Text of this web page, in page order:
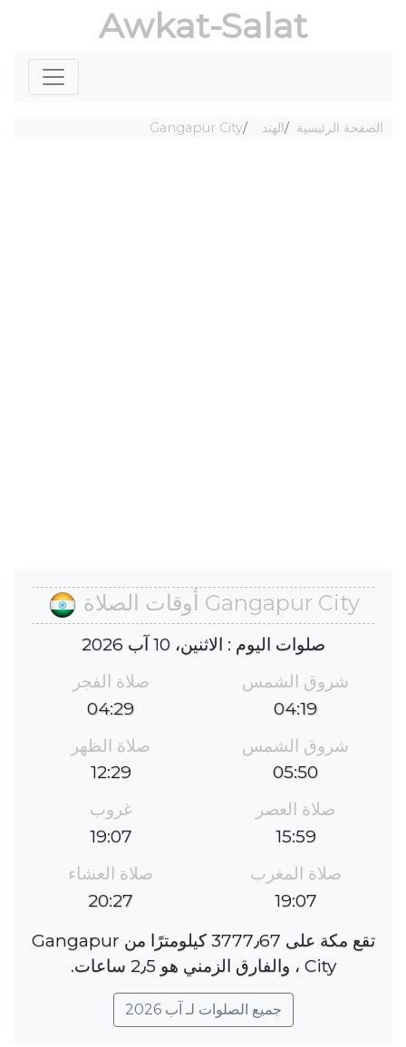
Awkat-Salat
الصفحة الرئيسية الهند Gangapur City
Gangapur City أوقات الصلاة
صلوات اليوم : الاثنين، 10 آب 2026
شروق الشمس
04:19
صلاة الفجر
04:29
شروق الشمس
05:50
صلاة الظهر
12:29
صلاة العصر
15:59
غروب
19:07
صلاة المغرب
19:07
صلاة العشاء
20:27
تقع مكة على 3777٫67 كيلومترًا من Gangapur
City ، والفارق الزمني هو 2٫5 ساعات.
جميع الصلوات لـ آب 2026